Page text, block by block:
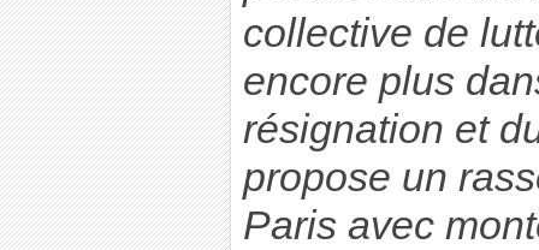
collective de
encore plus
résignation et
propose un
Paris avec